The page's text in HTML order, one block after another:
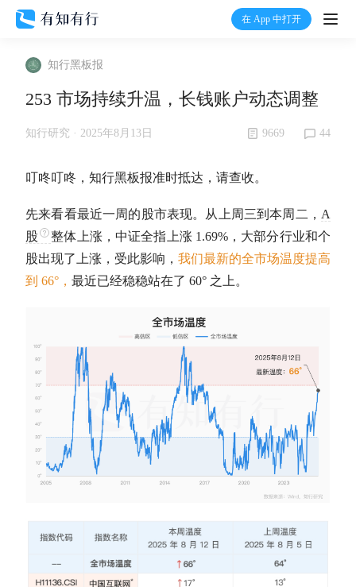
在 App 中打开
打
有行
温度计
加入我们
知行黑板报
253 市场持续升温，长钱账户动态调整
知行研究 · 2025年8月13日 9669 44
叮咚叮咚，知行黑板报准时抵达，请查收。
先来看看最近一周的股市表现。从上周三到本周二， A
股
整体上涨，中证全指上涨 1.69%，大部分行业和个
股出现了上涨，受此影响， 我们最新的全市场温度提高
到 66°， 最近已经稳稳站在了 60° 之上。